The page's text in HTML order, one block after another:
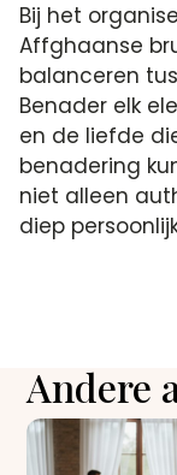
Bij het
Affghaanse
balanceren
Benader elk
en de liefde
benadering
niet alleen
diep
Andere